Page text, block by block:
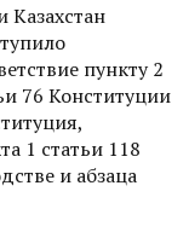
пункту 2
76 Конституции
1 статьи 118
и абзаца